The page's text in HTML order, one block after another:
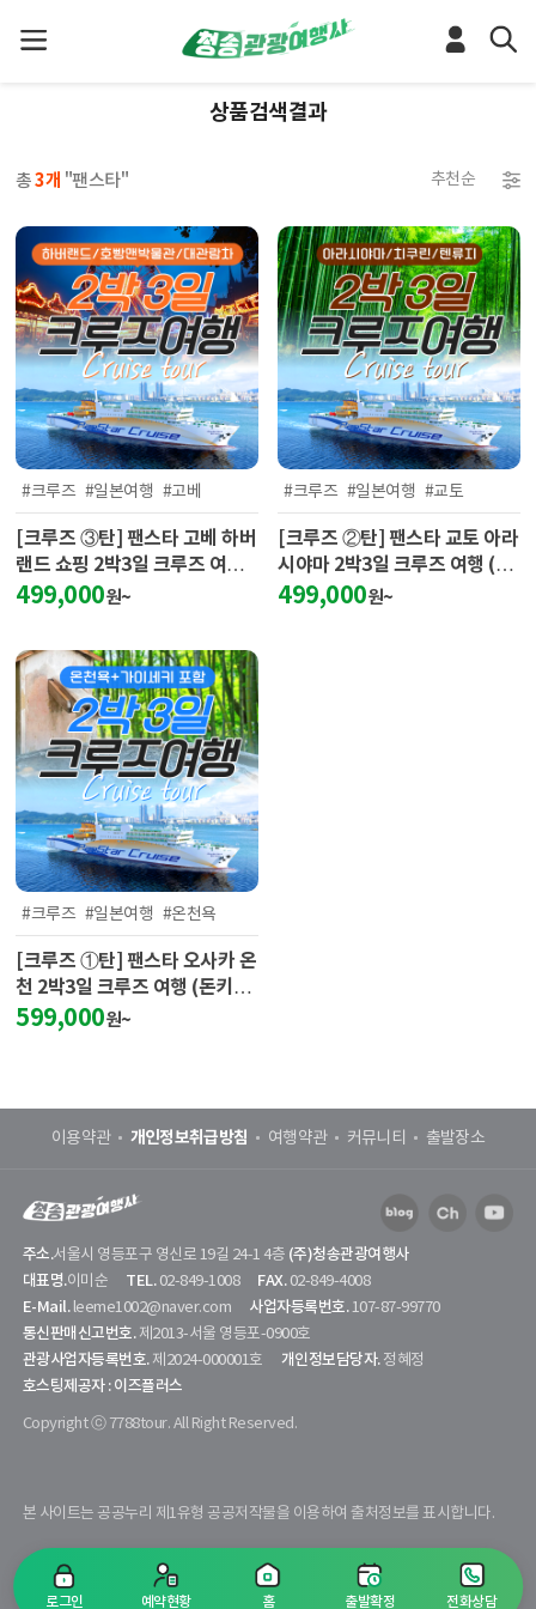
상품검색결과
총3개 "팬스타"
#크루즈 #일본여행 #고베
[크루즈 ③탄] 팬스타 고베 하버
랜드 쇼핑 2박3일 크루즈 여행
(호빵맨박물관 대관람차 포트타
499,000원~
#크루즈 #일본여행 #교토
[크루즈 ②탄] 팬스타 교토 아라
시야마 2박3일 크루즈 여행 (노
노미야신사 텐류지 치쿠린)
499,000원~
#크루즈 #일본여행 #온천욕
[크루즈 ①탄] 팬스타 오사카 온
천 2박3일 크루즈 여행 (돈키호
테 기항지투어 가이세키)
599,000원~
이용약관 개인정보취급방침 여행약관 커뮤니티 출발장소
주소.서울시 영등포구 영신로 19길 24-1 4층 (주)청송관광여행사
대표명.이미순 TEL.02-849-1008 FAX.02-849-4008
E-Mail.leeme1002@naver.com 사업자등록번호.107-87-99770
통신판매신고번호.제2013-서울 영등포-0900호
관광사업자등록번호.제2024-000001호 개인정보담당자.정혜정
호스팅제공자 : 이즈플러스
Copyright ⓒ 7788tour. All Right Reserved.
본 사이트는 공공누리 제1유형 공공저작물을 이용하여 출처정보를 표시합니다.
로그인 예약현황 홈 출발확정 전화상담